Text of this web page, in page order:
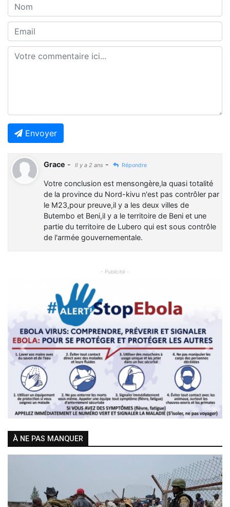
Envoyer
Grace - Il y a 2 ans - Répondre
Votre conclusion est mensongère,la quasi totalité
de la province du Nord-kivu n'est pas contrôler par
le M23,pour preuve,il y a les deux villes de
Butembo et Beni,il y a le territoire de Beni et une
partie du territoire de Lubero qui est sous contrôle
de l'armée gouvernementale.
- Publicité -
Previous Next
À NE PAS MANQUER